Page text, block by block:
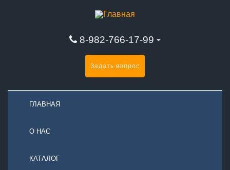
8-982-766-17-99
Задать вопрос
ГЛАВНАЯ
О НАС
КАТАЛОГ